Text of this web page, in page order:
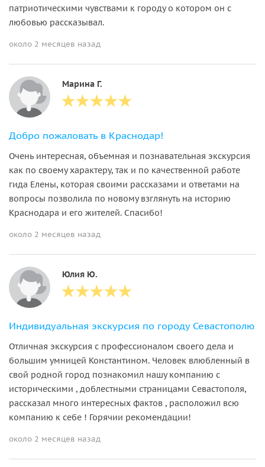
патриотическими чувствами к городу о котором он с
любовью рассказывал.
около 2 месяцев назад
Марина Г.
Добро пожаловать в Краснодар!
Очень интересная, объемная и познавательная экскурсия
как по своему характеру, так и по качественной работе
гида Елены, которая своими рассказами и ответами на
вопросы позволила по новому взглянуть на историю
Краснодара и его жителей. Спасибо!
около 2 месяцев назад
Юлия Ю.
Индивидуальная экскурсия по городу Севастополю
Отличная экскурсия с профессионалом своего дела и
большим умницей Константином. Человек влюбленный в
свой родной город познакомил нашу компанию с
историческими , доблестными страницами Севастополя,
рассказал много интересных фактов , расположил всю
компанию к себе ! Горячии рекомендации!
около 2 месяцев назад